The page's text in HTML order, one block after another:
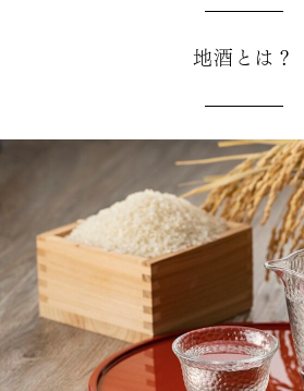
地酒とは？